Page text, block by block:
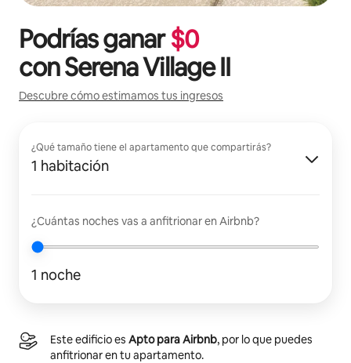
Podrías ganar$0
conSerena Village II
Descubre cómo estimamos tus ingresos
¿Qué tamaño tiene el apartamento que compartirás?
1 habitación
¿Cuántas noches vas a anfitrionar en Airbnb?
1 noche
Este edificio es Apto para Airbnb, por lo que puedes
anfitrionar en tu apartamento.